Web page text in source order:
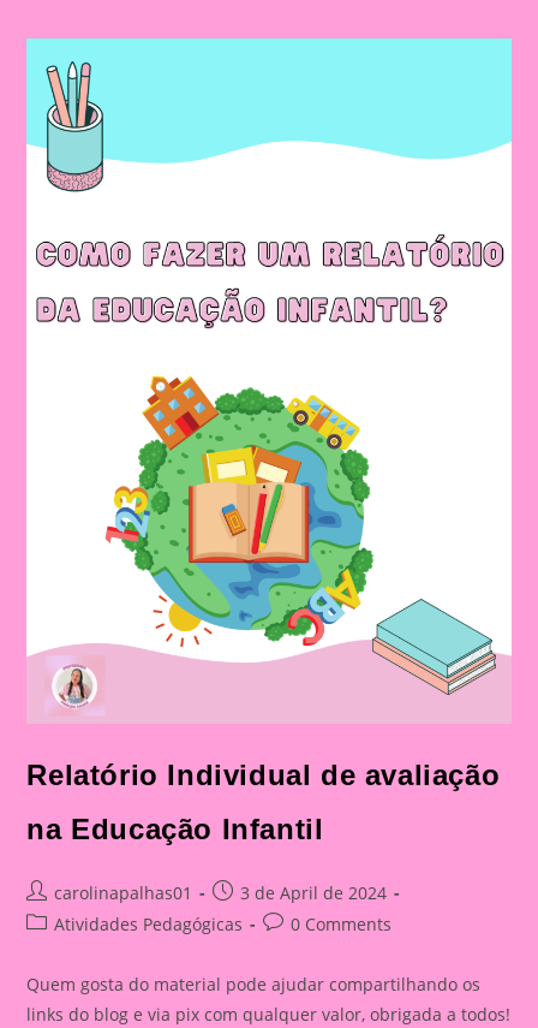
Relatório Individual de avaliação
na Educação Infantil
Post
author:
carolinapalhas01
Post
published:
3 de April de 2024
PostAtividades Pedagógicas
Post0 Comments
Quem gosta do material pode ajudar compartilhando os
links do blog e via pix com qualquer valor, obrigada a todos!